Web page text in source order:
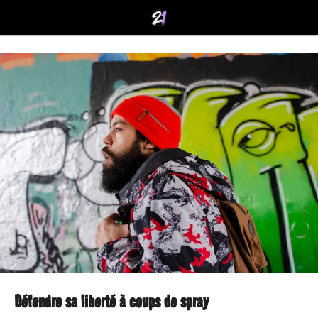
6
Défendre sa liberté à coups de spray